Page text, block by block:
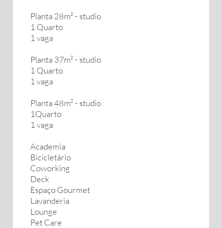
Planta 28m² - studio
1 Quarto
1 vaga
Planta 37m² - studio
1 Quarto
1 vaga
Planta 48m² - studio
1Quarto
1 vaga
Academia
Bicicletário
Coworking
Deck
Espaço Gourmet
Lavanderia
Lounge
Pet Care